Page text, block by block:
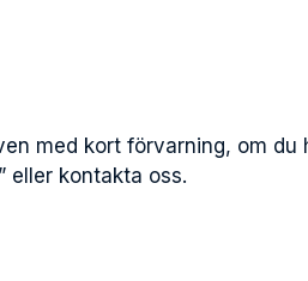
med kort förvarning, om du
eller kontakta oss.